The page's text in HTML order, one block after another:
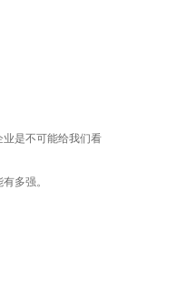
是不可能给我们看
多强。